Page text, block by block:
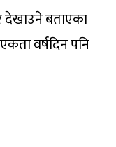
देखाउने बताएका
वर्षदिन पनि